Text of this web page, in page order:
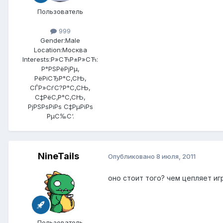
Пользователь
999
Gender:Male
Location:Москва
Interests:Р»СЋР±Р»СЋ:
Р°РЅРёРјРµ,
РёРіСЂР°С‚СЊ,
СЃР»СѓС?Р°С‚СЊ,
С‡РёС‚Р°С‚СЊ,
РјРЅРѕРіРѕ С‡РµРіРѕ
РµС‰С‘.
NineTails Опубликовано 8 июля, 2011
оно стоит того? чем цепляет